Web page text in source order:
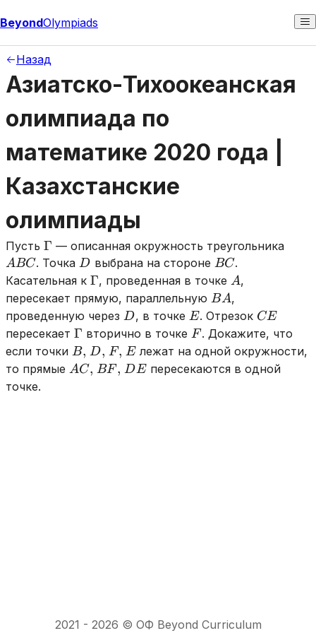
BeyondOlympiads
Назад
Азиатско-Тихоокеанская
олимпиада по
математике 2020 года |
Казахстанские
олимпиады
Пусть \Gamma
Γ — описанная окружность треугольника
ABC. ТочкаD
D выбрана на стороне BC
BC.
Касательная к \Gamma
Γ, проведенная в точке A
A,
пересекает прямую, параллельную BA
BA,
проведенную через D
D, в точке E
E. Отрезок CE
CE
пересекает \Gamma
Γ вторично в точке F
F . Докажите, что
если точки B,
B, D,
D, F,
F, E
E лежат на одной окружности,
то прямые AC,
AC, BF,
BF , DE
DEпересекаются в одной
точке.
2021 - 2026 © ОФ Beyond Curriculum